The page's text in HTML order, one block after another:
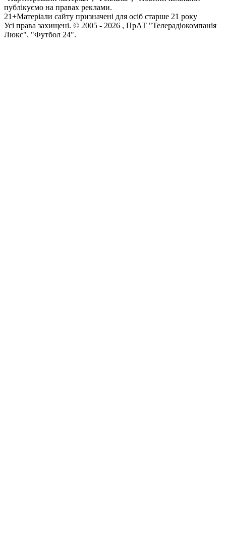
публікуємо на правах реклами.
21+Матеріали сайту призначені для осіб старше 21 року
Усi права захищенi. © 2005 - 2026 , ПрАТ "Телерадіокомпанія
Люкс". "Футбол 24".